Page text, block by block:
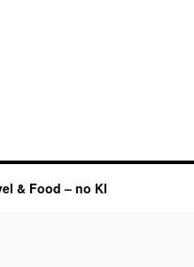
& Food – no KI